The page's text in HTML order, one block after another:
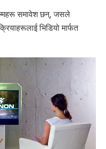
समावेश छन्, जसले
भिडियो मार्फत